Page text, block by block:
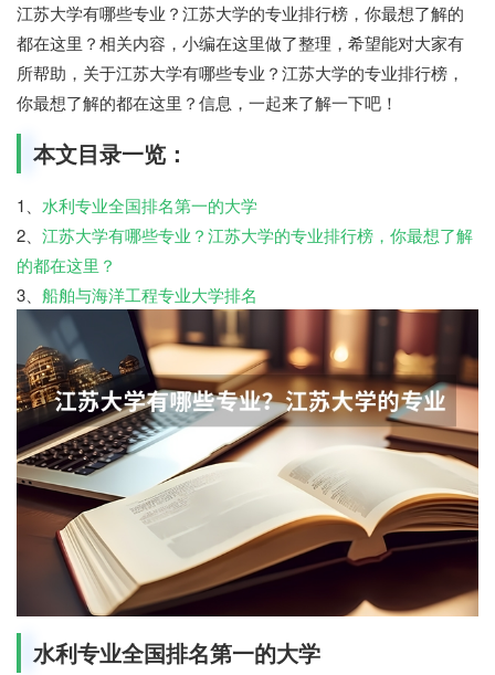
江苏大学有哪些专业？江苏大学的专业排行榜，你最想了解的
都在这里？相关内容，小编在这里做了整理，希望能对大家有
所帮助，关于江苏大学有哪些专业？江苏大学的专业排行榜，
你最想了解的都在这里？信息，一起来了解一下吧！
本文目录一览：
1、 水利专业全国排名第一的大学
2、 江苏大学有哪些专业？江苏大学的专业排行榜，你最想了解
的都在这里？
3、 船舶与海洋工程专业大学排名
水利专业全国排名第一的大学